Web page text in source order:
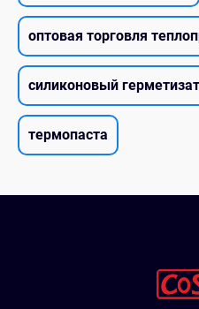
оптовая торговля
силиконовый
термопаста